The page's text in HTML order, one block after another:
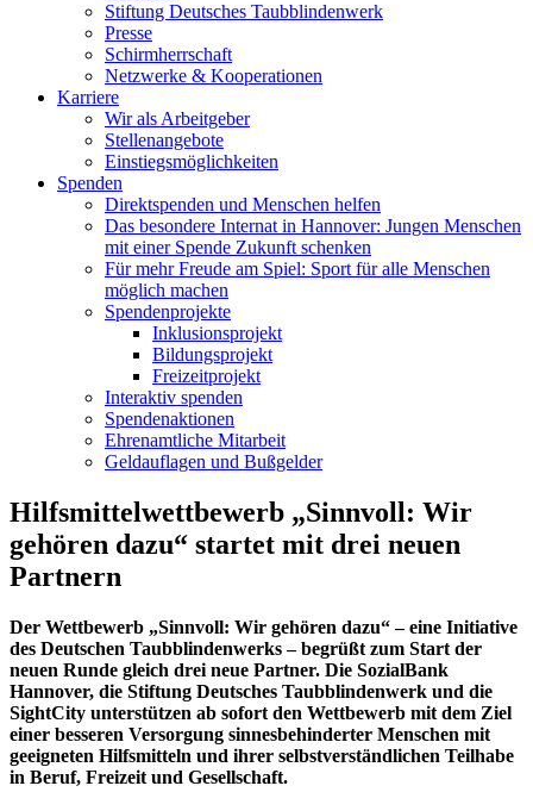
Stiftung Deutsches Taubblindenwerk
Presse
Schirmherrschaft
Netzwerke & Kooperationen
Karriere
Wir als Arbeitgeber
Stellenangebote
Einstiegsmöglichkeiten
Spenden
Direktspenden und Menschen helfen
Das besondere Internat in Hannover: Jungen Menschen
mit einer Spende Zukunft schenken
Für mehr Freude am Spiel: Sport für alle Menschen
möglich machen
Spendenprojekte
Inklusionsprojekt
Bildungsprojekt
Freizeitprojekt
Interaktiv spenden
Spendenaktionen
Ehrenamtliche Mitarbeit
Geldauflagen und Bußgelder
Hilfsmittelwettbewerb „Sinnvoll: Wir
gehören dazu“ startet mit drei neuen
Partnern
Der Wettbewerb „Sinnvoll: Wir gehören dazu“ – eine Initiative
des Deutschen Taubblindenwerks – begrüßt zum Start der
neuen Runde gleich drei neue Partner. Die SozialBank
Hannover, die Stiftung Deutsches Taubblindenwerk und die
SightCity unterstützen ab sofort den Wettbewerb mit dem Ziel
einer besseren Versorgung sinnesbehinderter Menschen mit
geeigneten Hilfsmitteln und ihrer selbstverständlichen Teilhabe
in Beruf, Freizeit und Gesellschaft.